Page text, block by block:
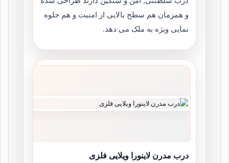
و همزمان هم سطح بالایی از امنیت و هم جلوه
نمایی ویژه به ملک می دهد.
درب مدرن لاینورا ویلایی فلزی